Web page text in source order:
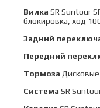
Вилка SR Suntour
блокировка, ход
Задний
Передний
Тормоза
Система SR